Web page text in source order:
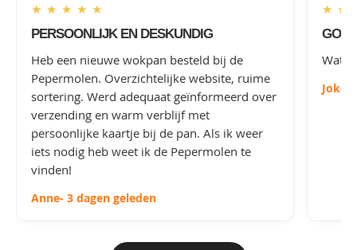
★ ★ ★ ★ ★
PERSOONLIJK EN DESKUNDIG
Heb een nieuwe wokpan besteld bij de
Pepermolen. Overzichtelijke website, ruime
sortering. Werd adequaat geïnformeerd over
verzending en warm verblijf met
persoonlijke kaartje bij de pan. Als ik weer
iets nodig heb weet ik de Pepermolen te
vinden!
Anne- 3 dagen geleden
★ ★
Wat
Joke